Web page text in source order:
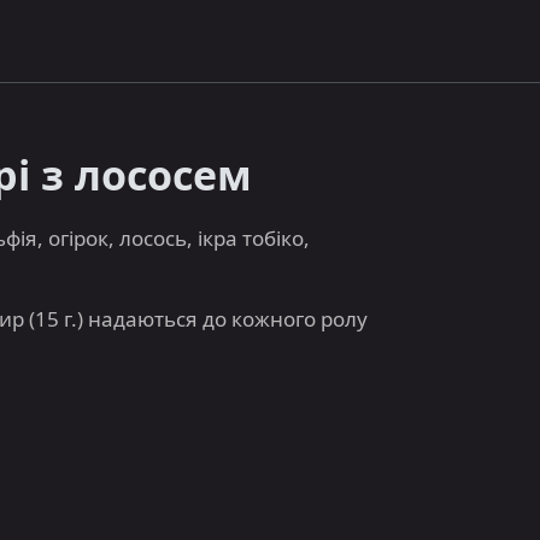
з лососем
огірок, лосось, ікра тобіко,
(15 г.) надаються до кожного ролу